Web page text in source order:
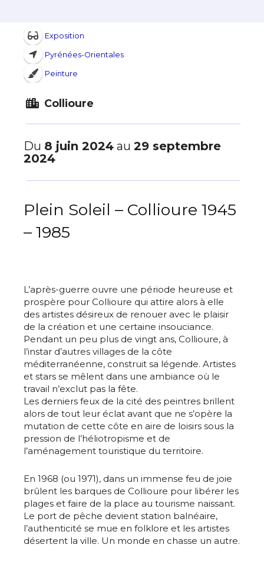
Exposition
Pyrénées-Orientales
Peinture
Collioure
Du 8 juin 2024 au 29 septembre
2024
Plein Soleil – Collioure 1945
– 1985
L’après-guerre ouvre une période heureuse et
prospère pour Collioure qui attire alors à elle
des artistes désireux de renouer avec le plaisir
de la création et une certaine insouciance.
Pendant un peu plus de vingt ans, Collioure, à
l’instar d’autres villages de la côte
méditerranéenne, construit sa légende. Artistes
et stars se mêlent dans une ambiance où le
travail n’exclut pas la fête.
Les derniers feux de la cité des peintres brillent
alors de tout leur éclat avant que ne s’opère la
mutation de cette côte en aire de loisirs sous la
pression de l’héliotropisme et de
l’aménagement touristique du territoire.
En 1968 (ou 1971), dans un immense feu de joie
brûlent les barques de Collioure pour libérer les
plages et faire de la place au tourisme naissant.
Le port de pêche devient station balnéaire,
l’authenticité se mue en folklore et les artistes
désertent la ville. Un monde en chasse un autre.